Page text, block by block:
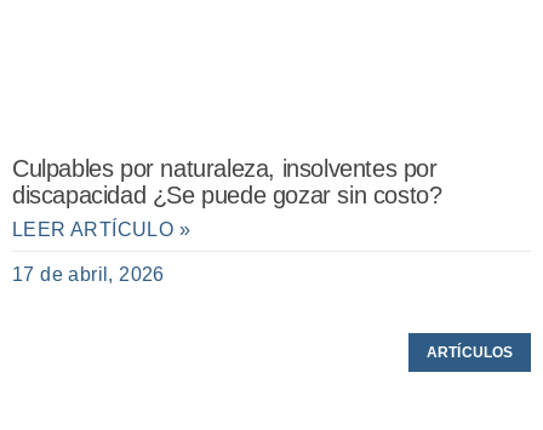
Culpables por naturaleza, insolventes por
discapacidad ¿Se puede gozar sin costo?
LEER ARTÍCULO »
17 de abril, 2026
ARTÍCULOS